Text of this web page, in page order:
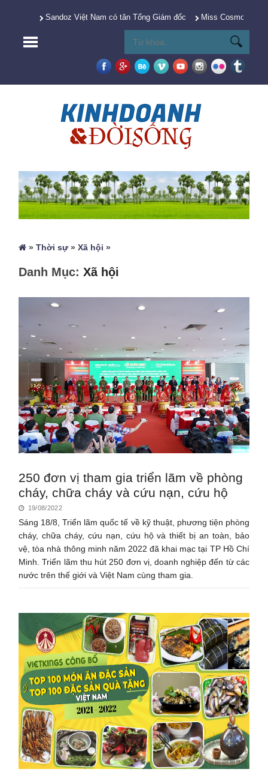
Sandoz Việt Nam có tân Tổng Giám đốc Miss Cosmo 2025
»Thời sự»Xã hội »
Danh Mục:Xã hội
250 đơn vị tham gia triển lãm về phòng
cháy, chữa cháy và cứu nạn, cứu hộ
19/08/2022
Sáng 18/8, Triển lãm quốc tế về kỹ thuật, phương tiện phòng
cháy, chữa cháy, cứu nạn, cứu hộ và thiết bị an toàn, bảo
vệ, tòa nhà thông minh năm 2022 đã khai mạc tại TP Hồ Chí
Minh. Triển lãm thu hút 250 đơn vị, doanh nghiệp đến từ các
nước trên thế giới và Việt Nam cùng tham gia.